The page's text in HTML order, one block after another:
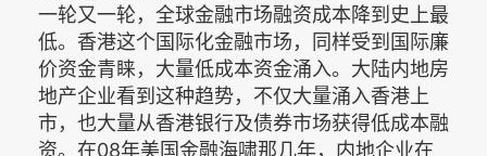
一轮又一轮，全球金融市场融资成本降到史上最
低。香港这个国际化金融市场，同样受到国际廉
价资金青睐，大量低成本资金涌入。大陆内地房
地产企业看到这种趋势，不仅大量涌入香港上
市，也大量从香港银行及债券市场获得低成本融
资。在08年美国金融海啸那几年，内地企业在